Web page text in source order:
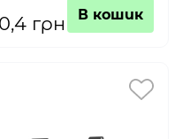
грн В кошик